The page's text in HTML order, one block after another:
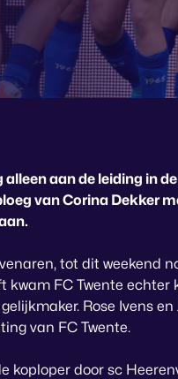
alleen aan de leiding in
van Corina Dekker
tot dit weekend
kwam FC Twente
Rose Ivens
van FC Twente.
koploper door sc